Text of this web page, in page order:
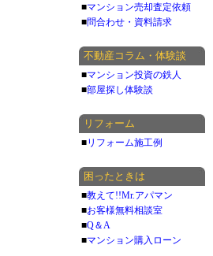
■マンション売却査定依頼
■問合わせ・資料請求
不動産コラム・体験談
■マンション投資の鉄人
■部屋探し体験談
リフォーム
■リフォーム施工例
困ったときは
■教えて!!Mr.アパマン
■お客様無料相談室
■Q＆A
■マンション購入ローン